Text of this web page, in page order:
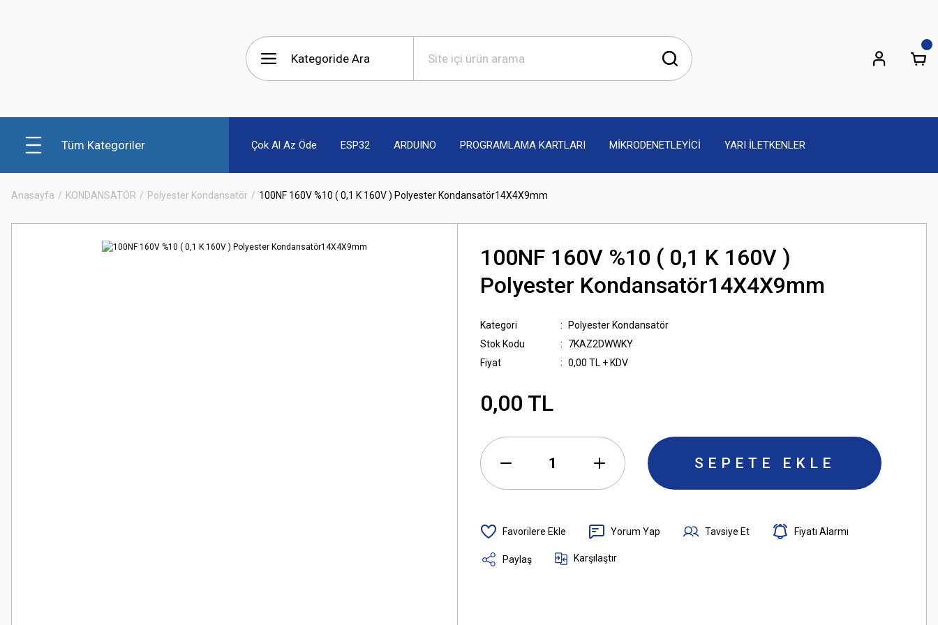
Tüm Kategoriler Çok Al Az Öde ESP32 ARDUINO PROGRAMLAMA KARTLARI MİKRODENETLEYİCİ YARI İLETKENLER
Anasayfa KONDANSATÖR Polyester Kondansatör 100NF 160V %10 ( 0,1 K 160V ) Polyester Kondansatör14X4X9mm
100NF 160V %10 ( 0,1 K 160V )
Polyester Kondansatör14X4X9mm
Kategori
Polyester Kondansatör
Stok Kodu
7KAZ2DWWKY
Fiyat
0,00 TL + KDV
0,00 TL
SEPETE EKLE
Yorum Yap Tavsiye Et Fiyatı Alarmı
Paylaş Karşılaştır